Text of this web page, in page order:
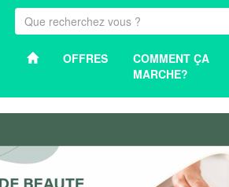
OFFRES
COMMENT ÇA
MARCHE?